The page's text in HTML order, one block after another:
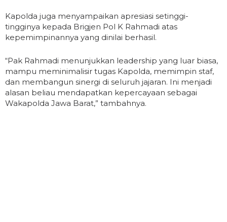
Kapolda juga menyampaikan apresiasi setinggi-
tingginya kepada Brigjen Pol K Rahmadi atas
kepemimpinannya yang dinilai berhasil.
“Pak Rahmadi menunjukkan leadership yang luar biasa,
mampu meminimalisir tugas Kapolda, memimpin staf,
dan membangun sinergi di seluruh jajaran. Ini menjadi
alasan beliau mendapatkan kepercayaan sebagai
Wakapolda Jawa Barat,” tambahnya.